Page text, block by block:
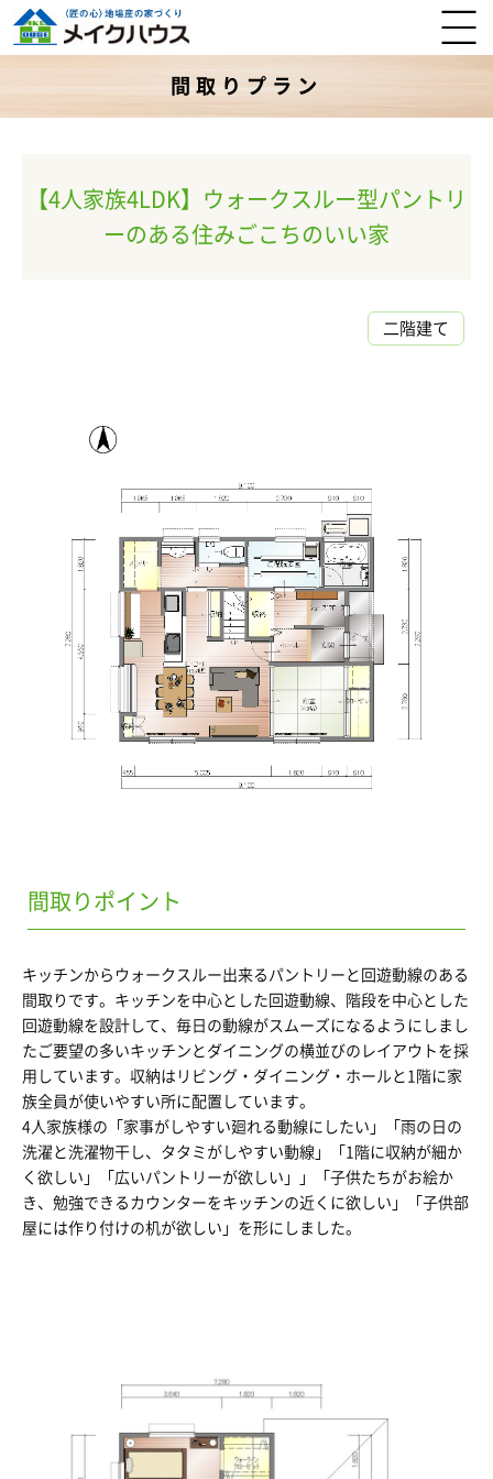
間取りプラン
【4人家族4LDK】ウォークスルー型パントリ
ーのある住みごこちのいい家
二階建て
間取りポイント
キッチンからウォークスルー出来るパントリーと回遊動線のある
間取りです。キッチンを中心とした回遊動線、階段を中心とした
回遊動線を設計して、毎日の動線がスムーズになるようにしまし
たご要望の多いキッチンとダイニングの横並びのレイアウトを採
用しています。収納はリビング・ダイニング・ホールと1階に家
族全員が使いやすい所に配置しています。
4人家族様の「家事がしやすい廻れる動線にしたい」「雨の日の
洗濯と洗濯物干し、タタミがしやすい動線」「1階に収納が細か
く欲しい」「広いパントリーが欲しい」」「子供たちがお絵か
き、勉強できるカウンターをキッチンの近くに欲しい」「子供部
屋には作り付けの机が欲しい」を形にしました。